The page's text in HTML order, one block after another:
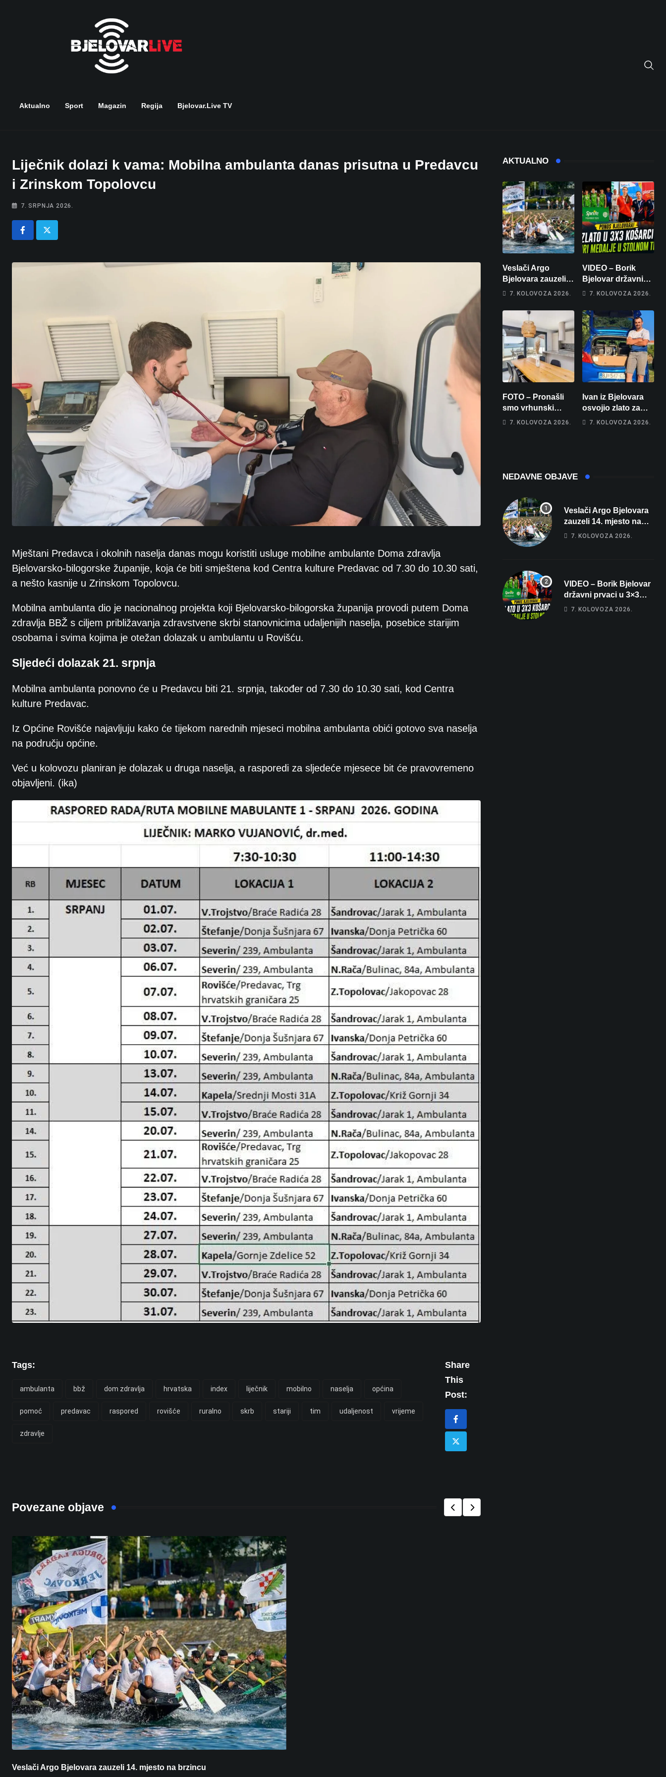
Aktualno Sport Magazin Regija Bjelovar.live TV
Liječnik dolazi k vama: Mobilna ambulanta danas prisutna u Predavcu
i Zrinskom Topolovcu
7. SRPNJA 2026.
Mještani Predavca i okolnih naselja danas mogu koristiti usluge mobilne ambulante Doma zdravlja
Bjelovarsko-bilogorske županije, koja će biti smještena kod Centra kulture Predavac od 7.30 do 10.30 sati,
a nešto kasnije u Zrinskom Topolovcu.
Mobilna ambulanta dio je nacionalnog projekta koji Bjelovarsko-bilogorska županija provodi putem Doma
zdravlja BBŽ s ciljem približavanja zdravstvene skrbi stanovnicima udaljenijih naselja, posebice starijim
osobama i svima kojima je otežan dolazak u ambulantu u Rovišću.
Sljedeći dolazak 21. srpnja
Mobilna ambulanta ponovno će u Predavcu biti 21. srpnja, također od 7.30 do 10.30 sati, kod Centra
kulture Predavac.
Iz Općine Rovišće najavljuju kako će tijekom narednih mjeseci mobilna ambulanta obići gotovo sva naselja
na području općine.
Već u kolovozu planiran je dolazak u druga naselja, a rasporedi za sljedeće mjesece bit će pravovremeno
objavljeni. (ika)
Tags:
ambulanta bbž dom zdravlja hrvatska index liječnik mobilno naselja općina
pomoć predavac raspored rovišće ruralno skrb stariji tim udaljenost vrijeme
zdravlje
Share
This
Post:
Povezane objave
Veslači Argo Bjelovara zauzeli 14. mjesto na brzincu
AKTUALNO
Veslači Argo
Bjelovara zauzeli
14. mjesto na
7. KOLOVOZA 2026.
VIDEO – Borik
Bjelovar državni
prvaci u 3×3
Končar je
prvakinja Hrvatske
u stolnom tenisu!
7. KOLOVOZA 2026.
FOTO – Pronašli
smo vrhunski
apartman za
7. KOLOVOZA 2026.
Ivan iz Bjelovara
osvojio zlato za
najglasniji audio
7. KOLOVOZA 2026.
NEDAVNE OBJAVE
Veslači Argo Bjelovara
zauzeli 14. mjesto na
brzincu
7. KOLOVOZA 2026.
VIDEO – Borik Bjelovar
državni prvaci u 3×3
košarci, Klara Končar je
7. KOLOVOZA 2026.